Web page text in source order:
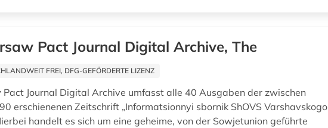
Pact Journal Digital Archive, The
FREI, DFG-GEFÖRDERTE LIZENZ
Journal Digital Archive umfasst alle 40 Ausgaben der zwischen
erschienenen Zeitschrift „Informatsionnyi sbornik ShOVS Varshavskogo
handelt es sich um eine geheime, von der Sowjetunion geführte